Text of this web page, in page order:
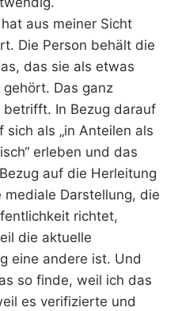
aus meiner Sicht
Die Person behält die
das sie als etwas
Das ganz
In Bezug darauf
als „in Anteilen als
erleben und das
auf die Herleitung
Darstellung, die
richtet,
die aktuelle
eine andere ist. Und
so finde, weil ich das
es verifizierte und